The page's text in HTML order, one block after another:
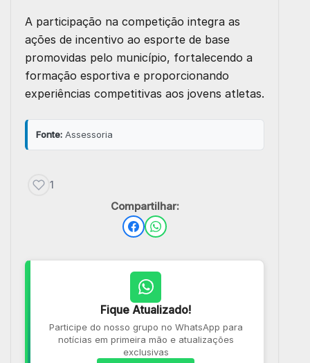
A participação na competição integra as
ações de incentivo ao esporte de base
promovidas pelo município, fortalecendo a
formação esportiva e proporcionando
experiências competitivas aos jovens atletas.
Fonte: Assessoria
1
Compartilhar:
Fique Atualizado!
Participe do nosso grupo no WhatsApp para
notícias em primeira mão e atualizações
exclusivas